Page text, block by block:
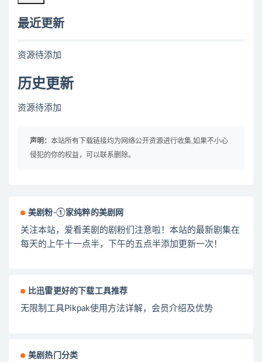
最近更新
资源待添加
历史更新
资源待添加
声明： 本站所有下载链接均为网络公开资源进行收集,如果不小心
侵犯的你的权益，可以联系删除。
美剧粉-①家纯粹的美剧网
关注本站，爱看美剧的剧粉们注意啦！本站的最新剧集在
每天的上午十一点半，下午的五点半添加更新一次！
比迅雷更好的下载工具推荐
无限制工具Pikpak使用方法详解，会员介绍及优势
美剧热门分类